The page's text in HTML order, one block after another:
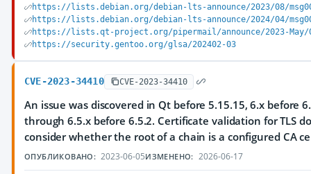
https://lists.debian.org/debian-lts-announce/2023/08/
https://lists.debian.org/debian-lts-announce/2024/04/
https://lists.qt-project.org/pipermail/announce/2023-May/
https://security.gentoo.org/glsa/202402-03
CVE-2023-34410 CVE-2023-34410
An issue was discovered in Qt before 5.15.15, 6.x before
through 6.5.x before 6.5.2. Certificate validation for TLS
consider whether the root of a chain is a configured CA
ОПУБЛИКОВАНО: 2023-06-05ИЗМЕНЕНО: 2026-06-17